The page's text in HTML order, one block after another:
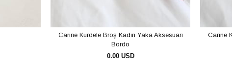
Carine Kurdele Broş Kadın Yaka Aksesuarı
Bordo
0.00 USD
Carine